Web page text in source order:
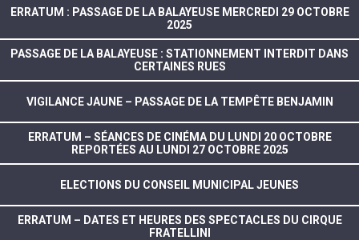
ERRATUM : PASSAGE DE LA BALAYEUSE MERCREDI 29 OCTOBRE
2025
PASSAGE DE LA BALAYEUSE : STATIONNEMENT INTERDIT DANS
CERTAINES RUES
VIGILANCE JAUNE – PASSAGE DE LA TEMPÊTE BENJAMIN
ERRATUM – SÉANCES DE CINÉMA DU LUNDI 20 OCTOBRE
REPORTÉES AU LUNDI 27 OCTOBRE 2025
ELECTIONS DU CONSEIL MUNICIPAL JEUNES
ERRATUM – DATES ET HEURES DES SPECTACLES DU CIRQUE
FRATELLINI